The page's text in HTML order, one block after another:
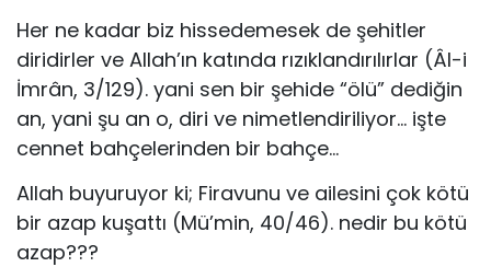
Her ne kadar biz hissedemesek de şehitler
diridirler ve Allah’ın katında rızıklandırılırlar (Âl-i
İmrân, 3/129). yani sen bir şehide “ölü” dediğin
an, yani şu an o, diri ve nimetlendiriliyor… işte
cennet bahçelerinden bir bahçe…
Allah buyuruyor ki; Firavunu ve ailesini çok kötü
bir azap kuşattı (Mü’min, 40/46). nedir bu kötü
azap???